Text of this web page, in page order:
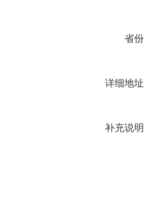
省份
详细地址
补充说明